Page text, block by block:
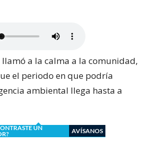
llamó a la calma a la comunidad,
el periodo en que podría
ambiental llega hasta a
UN
AVÍSANOS